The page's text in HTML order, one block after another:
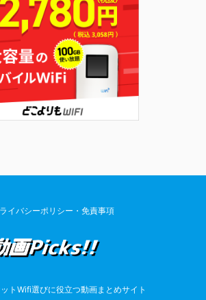
イバシーポリシー・免責事項
トWifi選びに役立つ動画まとめサイト